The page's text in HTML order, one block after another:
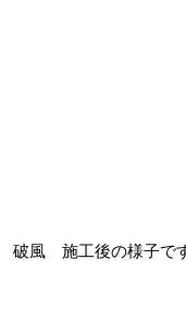
破風 施工後の様子で